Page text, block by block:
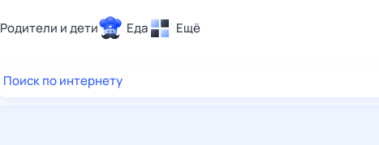
Родители и дети Еда Ещё
Здоровье
Поиск по интернету